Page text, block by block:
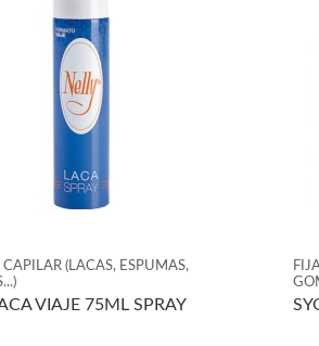
FIJACION CAPILAR (LACAS, ESPUMAS,
SYOSS LACA VOLUMEN LIFT